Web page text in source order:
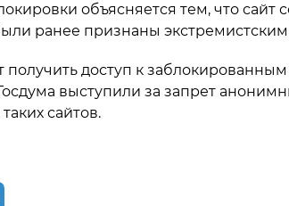
объясняется тем, что сайт
ранее признаны
доступ к
выступили за запрет
сайтов.